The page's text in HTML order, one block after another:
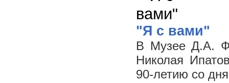
"Я с вами"
В Музее Д.А.
Николая
90-летию со